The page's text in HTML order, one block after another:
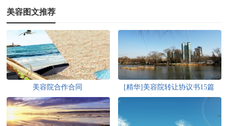
美容图文推荐
美容院合作合同 [精华]美容院转让协议书15篇